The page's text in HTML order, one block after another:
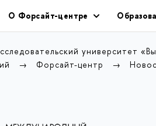
О Форсайт-центре
университет
Форсайт-центр